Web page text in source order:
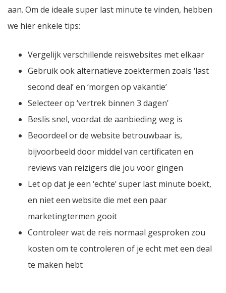
aan. Om de ideale super last minute te vinden, hebben
we hier enkele tips:
Vergelijk verschillende reiswebsites met elkaar
Gebruik ook alternatieve zoektermen zoals ‘last
second deal’ en ‘morgen op vakantie’
Selecteer op ‘vertrek binnen 3 dagen’
Beslis snel, voordat de aanbieding weg is
Beoordeel or de website betrouwbaar is,
bijvoorbeeld door middel van certificaten en
reviews van reizigers die jou voor gingen
Let op dat je een ‘echte’ super last minute boekt,
en niet een website die met een paar
marketingtermen gooit
Controleer wat de reis normaal gesproken zou
kosten om te controleren of je echt met een deal
te maken hebt